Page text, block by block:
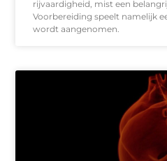
rijvaardigheid, mist een
Voorbereiding speelt namelijk
wordt aangenomen.